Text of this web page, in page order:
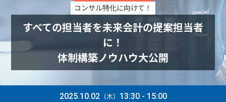
コンサル特化に向けて！
すべての担当者を未来会計の提案担当者
に！
体制構築ノウハウ大公開
2025.10.02（木） 13:30 - 15:00